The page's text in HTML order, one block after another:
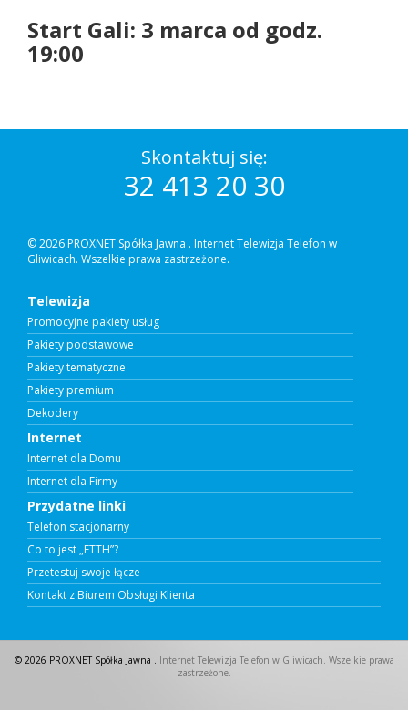
Start Gali: 3 marca od godz.
19:00
Skontaktuj się:
32 413 20 30
© 2026 PROXNET Spółka Jawna . Internet Telewizja Telefon w
Gliwicach. Wszelkie prawa zastrzeżone.
Telewizja
Promocyjne pakiety usług
Pakiety podstawowe
Pakiety tematyczne
Pakiety premium
Dekodery
Internet
Internet dla Domu
Internet dla Firmy
Przydatne linki
Telefon stacjonarny
Co to jest „FTTH”?
Przetestuj swoje łącze
Kontakt z Biurem Obsługi Klienta
© 2026 PROXNET Spółka Jawna . Internet Telewizja Telefon w Gliwicach. Wszelkie prawa
zastrzeżone.